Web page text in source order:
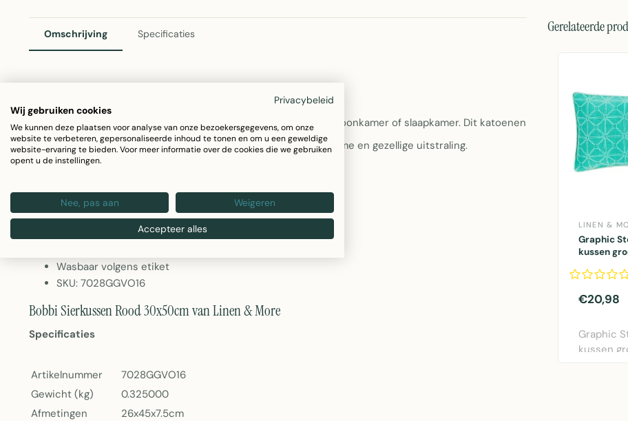
Omschrijving Specificaties
Het Bobbi sierkussen in rood is een stijlvol accessoire voor je woonkamer of slaapkamer. Dit katoenen
kussen met afmetingen van 30x50cm geeft je interieur een warme en gezellige uitstraling.
Materiaal: 100% katoen
Kleur: Rood
Merk: Linen & More
Wasbaar volgens etiket
SKU: 7028GGVO16
Bobbi Sierkussen Rood 30x50cm van Linen & More
Specificaties
Artikelnummer
7028GGVO16
Gewicht (kg)
0.325000
Afmetingen
26x45x7.5cm
Gerelateerde
LINEN &
Graphic
kussen
€20,98
Graphic
kussen
Privacybeleid
Wij gebruiken cookies
We kunnen deze plaatsen voor analyse van onze bezoekersgegevens, om onze
website te verbeteren, gepersonaliseerde inhoud te tonen en om u een geweldige
website-ervaring te bieden. Voor meer informatie over de cookies die we gebruiken
opent u de instellingen.
Nee, pas aan Weigeren
Accepteer alles